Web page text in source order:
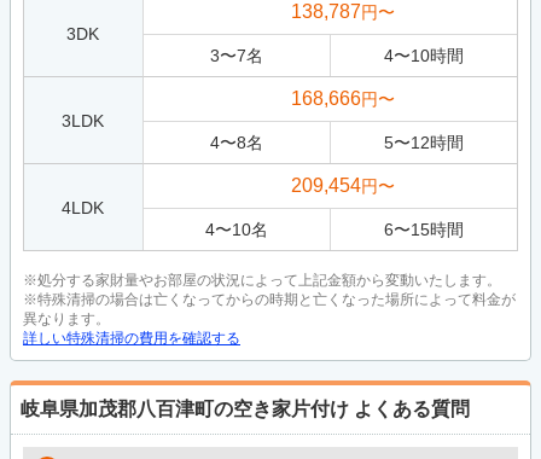
3DK
138,787円〜
3〜7名 4〜10時間
3LDK
168,666円〜
4〜8名 5〜12時間
4LDK
209,454円〜
4〜10名 6〜15時間
※処分する家財量やお部屋の状況によって上記金額から変動いたします。
※特殊清掃の場合は亡くなってからの時期と亡くなった場所によって料金が
異なります。
詳しい特殊清掃の費用を確認する
岐阜県加茂郡八百津町の空き家片付け よくある質問